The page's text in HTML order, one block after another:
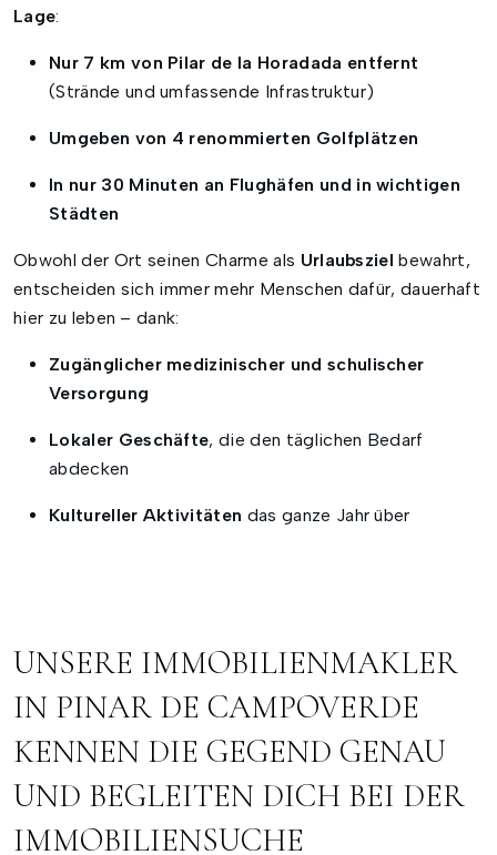
Lage:
Nur 7 km von Pilar de la Horadada entfernt
(Strände und umfassende Infrastruktur)
Umgeben von 4 renommierten Golfplätzen
In nur 30 Minuten an Flughäfen und in wichtigen
Städten
Obwohl der Ort seinen Charme als Urlaubsziel bewahrt,
entscheiden sich immer mehr Menschen dafür, dauerhaft
hier zu leben – dank:
Zugänglicher medizinischer und schulischer
Versorgung
Lokaler Geschäfte, die den täglichen Bedarf
abdecken
Kultureller Aktivitäten das ganze Jahr über
UNSERE IMMOBILIENMAKLER
IN PINAR DE CAMPOVERDE
KENNEN DIE GEGEND GENAU
UND BEGLEITEN DICH BEI DER
IMMOBILIENSUCHE